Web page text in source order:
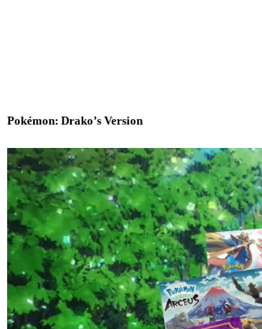
Pokémon: Drako’s Version